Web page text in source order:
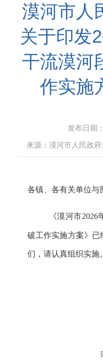
漠河市人
关于印发
干流漠河
作实施
发布日期：
来源： 漠河市人民政府
各镇、 各有关单位与
《漠河市2026
破工作实施方案》 已
们，请认真组织实施。